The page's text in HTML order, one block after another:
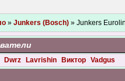
» Junkers (Bosch) » Junkers
Dwrz Lavrishin Виктор Vadgus